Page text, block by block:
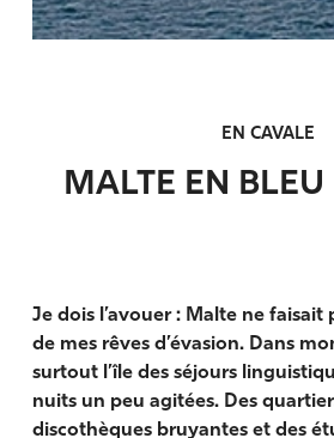
EN CAVALE
MALTE EN
Je dois l’avouer : Malte ne
de mes rêves d’évasion. Dans
surtout l’île des séjours
nuits un peu agitées. Des
discothèques bruyantes et des